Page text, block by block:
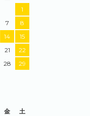
1
7
8
14
15
21
22
28
29
金
土